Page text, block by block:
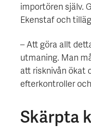
importören själv.
Ekenstaf och
– Att göra allt
utmaning. Man
att risknivån ökat
efterkontroller
Skärpta